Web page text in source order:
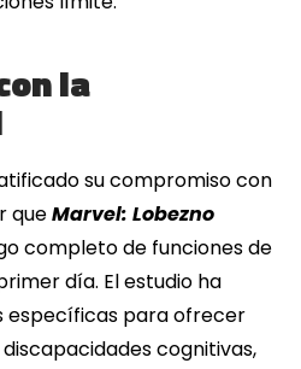
la
su compromiso con
queMarvel: Lobezno
completo de funciones de
día. El estudio ha
específicas para ofrecer
cognitivas,